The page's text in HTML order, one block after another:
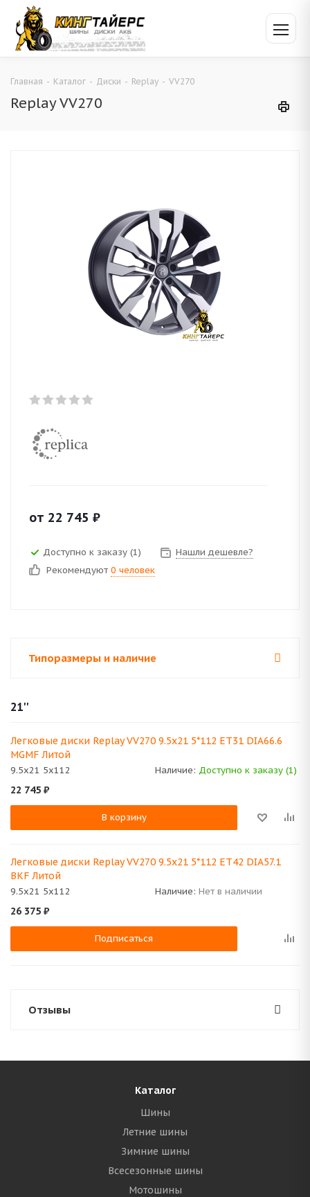
Главная - Каталог - Диски - Replay - VV270
Replay VV270
от 22 745 ₽
Доступно к заказу (1)
Нашли дешевле?
Рекомендуют 0 человек
Типоразмеры и наличие
21''
Легковые диски Replay VV270 9.5x21 5*112 ET31 DIA66.6
MGMF Литой
9.5x21 5x112 Наличие: Доступно к заказу (1)
22 745 ₽
В корзину
Легковые диски Replay VV270 9.5x21 5*112 ET42 DIA57.1
BKF Литой
9.5x21 5x112 Наличие: Нет в наличии
26 375 ₽
Подписаться
Отзывы
Каталог
Шины
Летние шины
Зимние шины
Всесезонные шины
Мотошины